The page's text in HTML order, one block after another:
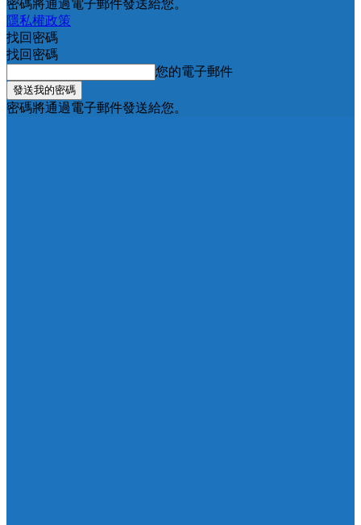
密碼將通過電子郵件發送給您。
隱私權政策
找回密碼
找回密碼
您的電子郵件
密碼將通過電子郵件發送給您。